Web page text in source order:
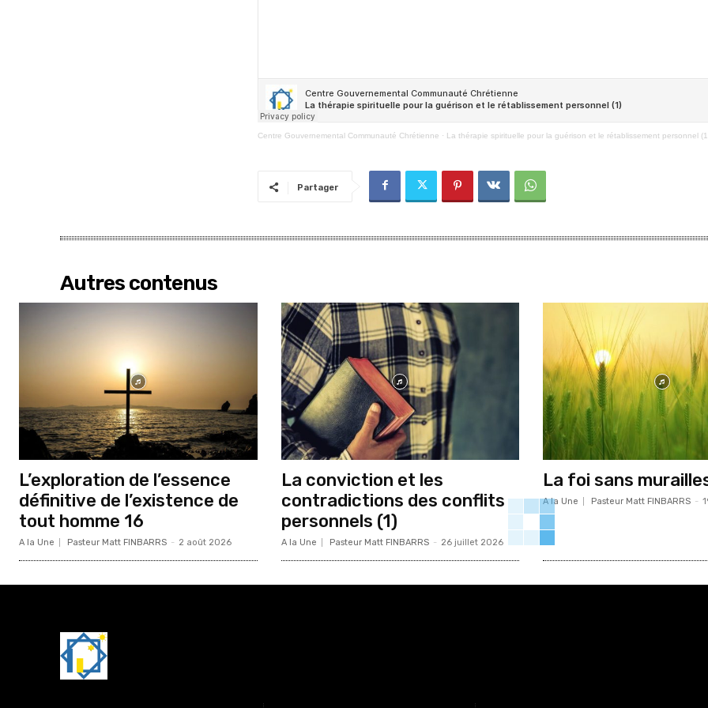
Centre Gouvernemental Communauté Chrétienne · La thérapie spirituelle pour la guérison et le rétablissement personnel
Partager
Autres contenus
L’exploration de l’essence
définitive de l’existence de
tout homme 16
A la Une Pasteur Matt FINBARRS - 2 août 2026
La conviction et les
contradictions des conflits
personnels (1)
A la Une Pasteur Matt FINBARRS - 26 juillet 2026
La foi sans
A la Une Pasteur Matt FINBARRS -